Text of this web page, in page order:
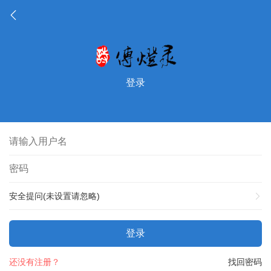
登录
安全提问(未设置请忽略)
登录
找回密码
还没有注册？